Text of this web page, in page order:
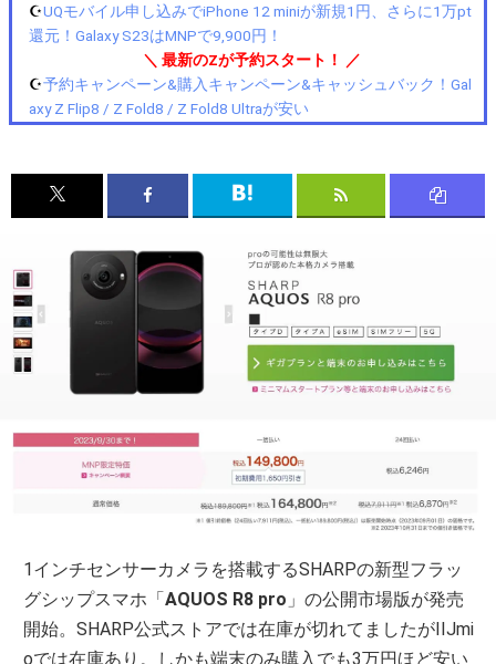
☪️UQモバイル申し込みでiPhone 12 miniが新規1円、さらに1万pt
還元！Galaxy S23はMNPで9,900円！
＼ 最新のZが予約スタート！ ／
☪️予約キャンペーン&購入キャンペーン&キャッシュバック！Gal
axy Z Flip8 / Z Fold8 / Z Fold8 Ultraが安い
1インチセンサーカメラを搭載するSHARPの新型フラッ
グシップスマホ「AQUOS R8 pro 」の公開市場版が発売
開始。SHARP公式ストアでは在庫が切れてましたがIIJmi
oでは在庫あり。しかも端末のみ購入でも3万円ほど安い